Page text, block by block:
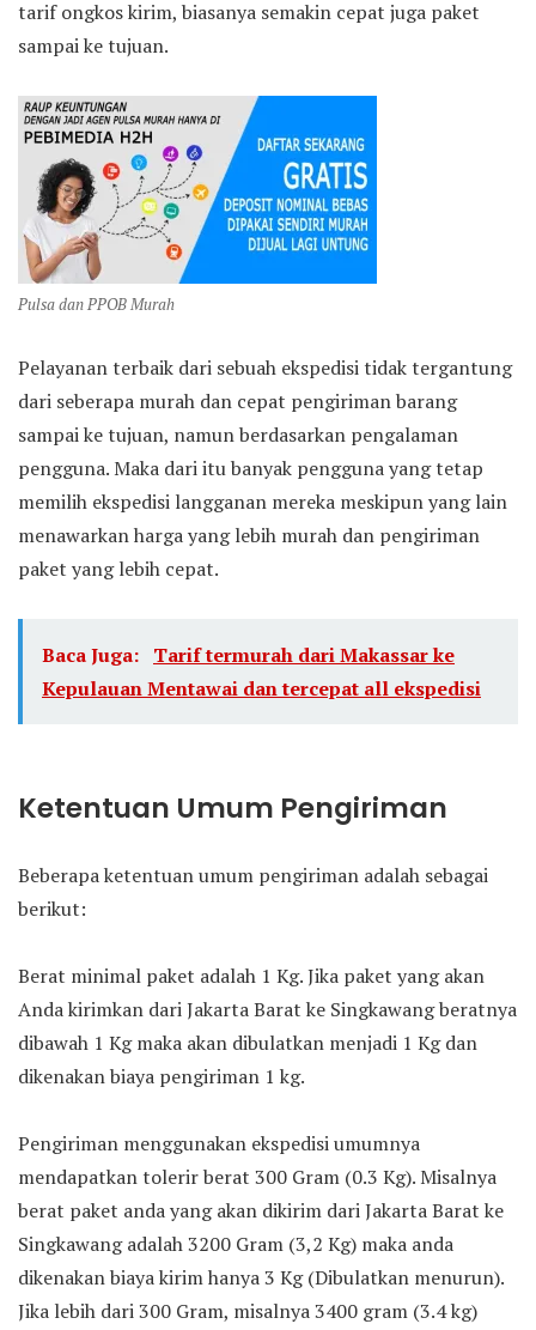
tarif ongkos kirim, biasanya semakin cepat juga paket
sampai ke tujuan.
Pulsa dan PPOB Murah
Pelayanan terbaik dari sebuah ekspedisi tidak tergantung
dari seberapa murah dan cepat pengiriman barang
sampai ke tujuan, namun berdasarkan pengalaman
pengguna. Maka dari itu banyak pengguna yang tetap
memilih ekspedisi langganan mereka meskipun yang lain
menawarkan harga yang lebih murah dan pengiriman
paket yang lebih cepat.
Baca Juga: Tarif termurah dari Makassar ke
Kepulauan Mentawai dan tercepat all ekspedisi
Ketentuan Umum Pengiriman
Beberapa ketentuan umum pengiriman adalah sebagai
berikut:
Berat minimal paket adalah 1 Kg. Jika paket yang akan
Anda kirimkan dari Jakarta Barat ke Singkawang beratnya
dibawah 1 Kg maka akan dibulatkan menjadi 1 Kg dan
dikenakan biaya pengiriman 1 kg.
Pengiriman menggunakan ekspedisi umumnya
mendapatkan tolerir berat 300 Gram (0.3 Kg). Misalnya
berat paket anda yang akan dikirim dari Jakarta Barat ke
Singkawang adalah 3200 Gram (3,2 Kg) maka anda
dikenakan biaya kirim hanya 3 Kg (Dibulatkan menurun).
Jika lebih dari 300 Gram, misalnya 3400 gram (3.4 kg)